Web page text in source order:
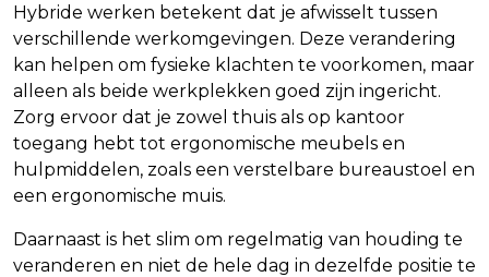
Hybride werken betekent dat je afwisselt tussen
verschillende werkomgevingen. Deze verandering
kan helpen om fysieke klachten te voorkomen, maar
alleen als beide werkplekken goed zijn ingericht.
Zorg ervoor dat je zowel thuis als op kantoor
toegang hebt tot ergonomische meubels en
hulpmiddelen, zoals een verstelbare bureaustoel en
een ergonomische muis.
Daarnaast is het slim om regelmatig van houding te
veranderen en niet de hele dag in dezelfde positie te